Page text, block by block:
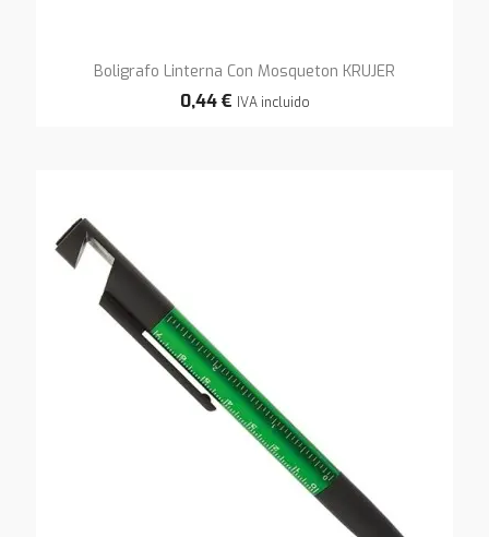
Boligrafo Linterna Con Mosqueton KRUJER
0,44 € IVA incluido